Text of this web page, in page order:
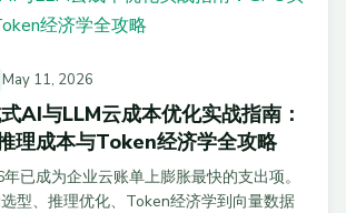
May 11, 2026
AI与LLM云成本优化实战指南：
理成本与Token经济学全攻略
已成为企业云账单上膨胀最快的支出项。
型、推理优化、Token经济学到向量数据